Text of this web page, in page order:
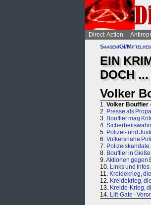
Direct-Action
Saasen/GI/
EIN
DOCH ...
Volker
1. Volker Bouffier
2. Presse als
3. Bouffier mag
4.
5. Polizei- und
6. Volkersnahe
7. Polizeiskandale
8. Bouffier in
9.Aktionen gegen
10. Links und
11. Kreidekrieg,
12. Kreidekrieg,
13. Kreide-Krieg,
14. Lift-Gate -